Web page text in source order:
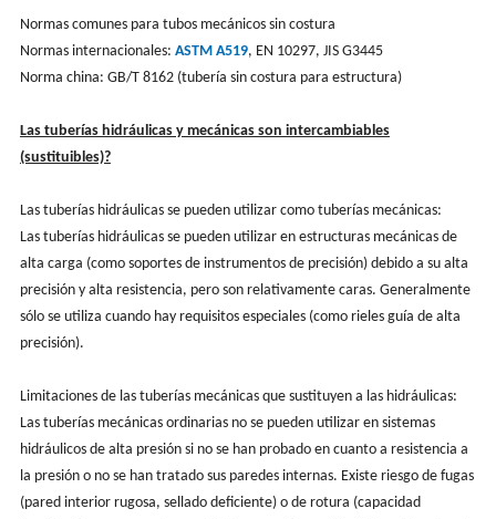
Normas comunes para tubos mecánicos sin costura
Normas internacionales: ASTM A519, EN 10297, JIS G3445
Norma china: GB/T 8162 (tubería sin costura para estructura)
Las tuberías hidráulicas y mecánicas son intercambiables
(sustituibles)?
Las tuberías hidráulicas se pueden utilizar como tuberías mecánicas:
Las tuberías hidráulicas se pueden utilizar en estructuras mecánicas de
alta carga (como soportes de instrumentos de precisión) debido a su alta
precisión y alta resistencia, pero son relativamente caras. Generalmente
sólo se utiliza cuando hay requisitos especiales (como rieles guía de alta
precisión).
Limitaciones de las tuberías mecánicas que sustituyen a las hidráulicas:
Las tuberías mecánicas ordinarias no se pueden utilizar en sistemas
hidráulicos de alta presión si no se han probado en cuanto a resistencia a
la presión o no se han tratado sus paredes internas. Existe riesgo de fugas
(pared interior rugosa, sellado deficiente) o de rotura (capacidad